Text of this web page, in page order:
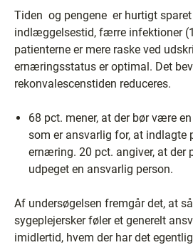
Tiden ­ og pengene ­ er hurtigt
indlæggelsestid, færre infektioner
patienterne er mere raske ved
ernæringsstatus er optimal. Det
rekonvalescenstiden reduceres.
68 pct. mener, at der bør være
som er ansvarlig for, at indlagte
ernæring. 20 pct. angiver, at der
udpeget en ansvarlig person.
Af undersøgelsen fremgår det, at
sygeplejersker føler et generelt
imidlertid, hvem der har det